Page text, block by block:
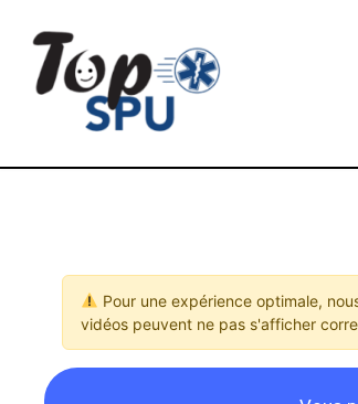
Pour une expérience optimale,
vidéos peuvent ne pas s'afficher